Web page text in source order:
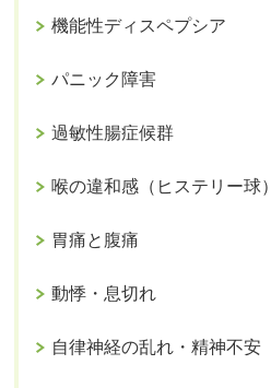
機能性ディスペプシア
パニック障害
過敏性腸症候群
喉の違和感（ヒステリー球）
胃痛と腹痛
動悸・息切れ
自律神経の乱れ・精神不安